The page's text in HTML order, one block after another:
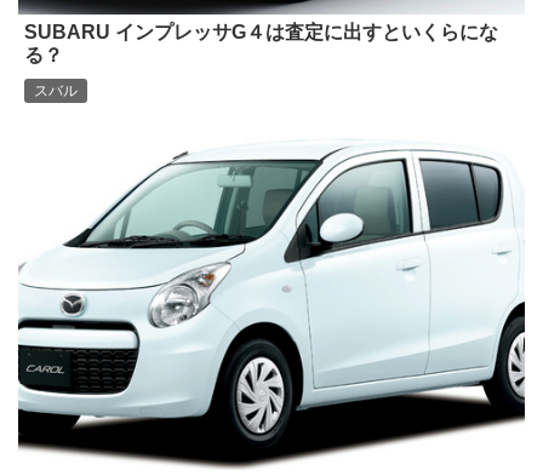
SUBARU インプレッサG４は査定に出すといくらにな
る？
スバル